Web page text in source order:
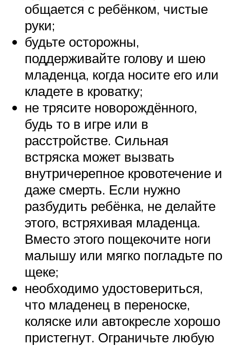
общается с ребёнком, чистые
руки;
будьте осторожны,
поддерживайте голову и шею
младенца, когда носите его или
кладете в кроватку;
не трясите новорождённого,
будь то в игре или в
расстройстве. Сильная
встряска может вызвать
внутричерепное кровотечение и
даже смерть. Если нужно
разбудить ребёнка, не делайте
этого, встряхивая младенца.
Вместо этого пощекочите ноги
малышу или мягко погладьте по
щеке;
необходимо удостовериться,
что младенец в переноске,
коляске или автокресле хорошо
пристегнут. Ограничьте любую